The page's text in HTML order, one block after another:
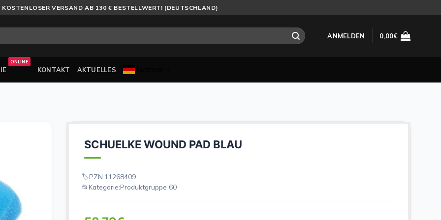
KOSTENLOSER VERSAND AB 130 € BESTELLWERT! (DEUTSCHLAND)
ANMELDEN 0,00€
ONLINE
KONTAKT AKTUELLES
SCHUELKE WOUND PAD BLAU
PZN:11268409
Kategorie:Produktgruppe 60